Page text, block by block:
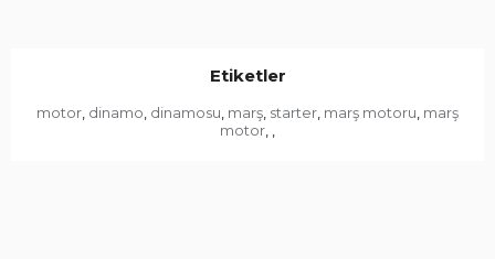
Etiketler
motor, dinamo, dinamosu, marş, starter, marş motoru, marş
motor, ,